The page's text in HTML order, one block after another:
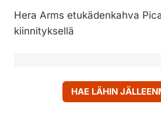
Hera Arms etukädenkahva
kiinnityksellä
HAE LÄHIN